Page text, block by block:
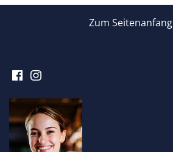
Zum Seitenanfang